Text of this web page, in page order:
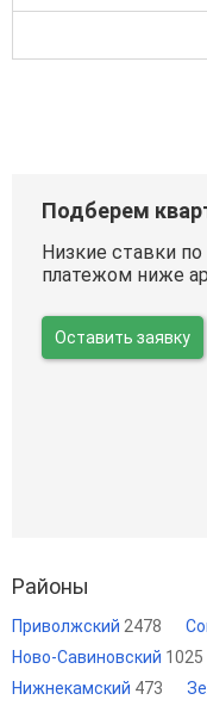
Подберем
Низкие ставки
платежом ниже
Оставить заявку
Районы
Приволжский 2478
Ново-Савиновский 1025
Нижнекамский 473